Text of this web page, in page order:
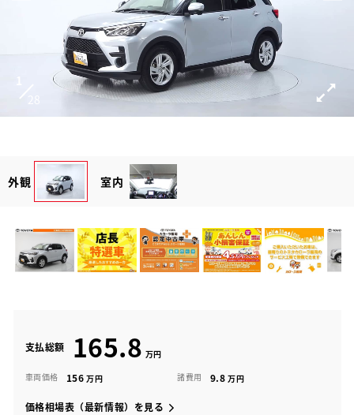
28
外観 室内
支払総額 165.8
車両価格 156 諸費用 9.8
価格相場表（最新情報）を見る